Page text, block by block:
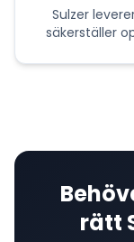
Sulzer
säkerställer
rätt